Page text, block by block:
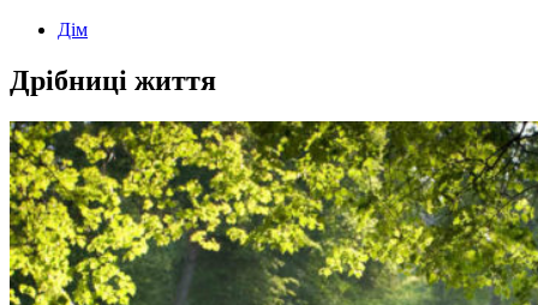
Дім
Дрібниці життя